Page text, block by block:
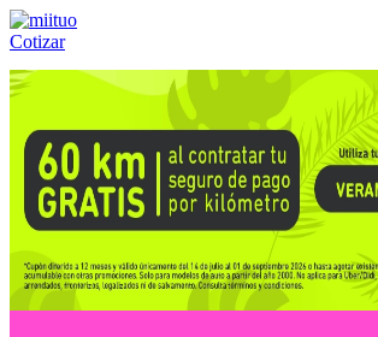
Cotizar
Llámanos al:(55) 84-21-05-00 ó